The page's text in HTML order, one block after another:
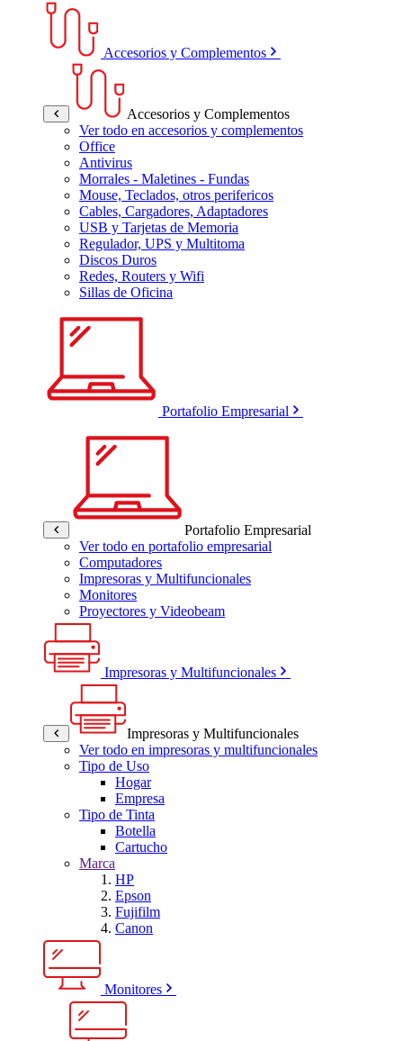
Accesorios y Complementos
Accesorios y Complementos
Ver todo en accesorios y complementos
Office
Antivirus
Morrales - Maletines - Fundas
Mouse, Teclados, otros perifericos
Cables, Cargadores, Adaptadores
USB y Tarjetas de Memoria
Regulador, UPS y Multitoma
Discos Duros
Redes, Routers y Wifi
Sillas de Oficina
Portafolio Empresarial
Portafolio Empresarial
Ver todo en portafolio empresarial
Computadores
Impresoras y Multifuncionales
Monitores
Proyectores y Videobeam
Impresoras y Multifuncionales
Impresoras y Multifuncionales
Ver todo en impresoras y multifuncionales
Tipo de Uso
Hogar
Empresa
Tipo de Tinta
Botella
Cartucho
Marca
HP
Epson
Fujifilm
Canon
Monitores